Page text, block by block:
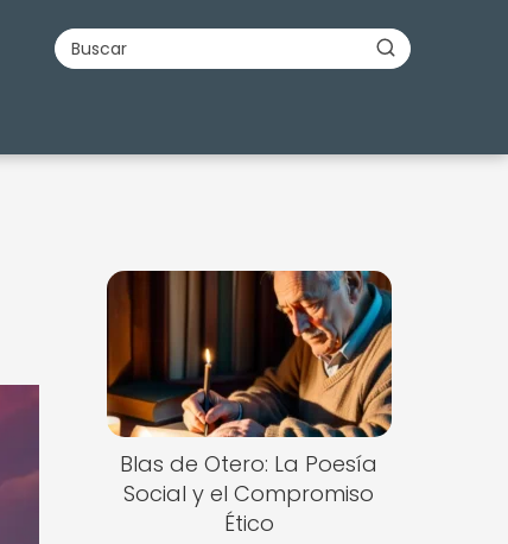
Blas de Otero: La Poesía
Social y el Compromiso
Ético